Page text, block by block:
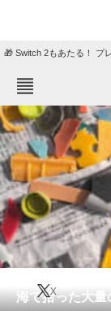
🎁 Switch 2もあたる！ プ
ねとらぼメニュ
TOP
エンタメ
グルメ
住まい
動物
会員記事
海で拾った大
X